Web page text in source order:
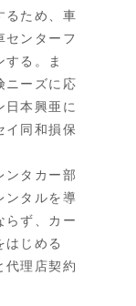
るため、車
センターフ
する。ま
ニーズに応
日本興亜に
イ同和損保
ンタカー部
ンタルを導
らず、カー
はじめる
代理店契約